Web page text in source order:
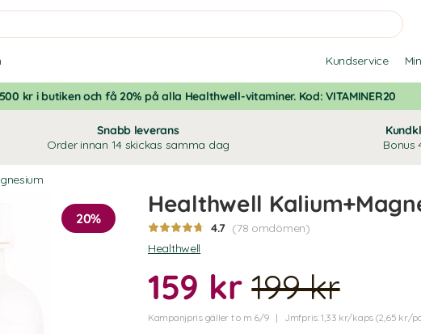
Kundservice
kr i butiken och få 20% på alla Healthwell-vitaminer. Kod:VITAMINER20
Snabb leverans
Order innan 14 skickas samma dag
Bonus
20%
Healthwell
4.7 (78 omdömen)
Healthwell
159 kr 199 kr
Kampanjpris gäller t o m 6/9 Jmfpris: 1,33 kr/kaps (2,65 kr/